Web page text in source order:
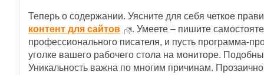
Теперь о содержании. Уясните для себя четкое
контент для сайтов
. Умеете – пишите
профессионального писателя, и пусть программа-
уголке вашего рабочего стола на мониторе.
Уникальность важна по многим причинам.